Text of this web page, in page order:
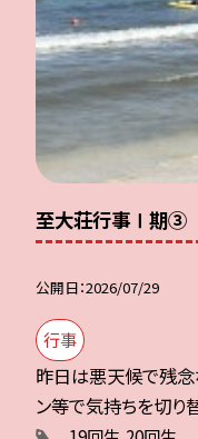
至大荘行事Ⅰ期③
公開日 2026/07/29
行事
昨日は悪天候で残念
ン等で気持ちを切り